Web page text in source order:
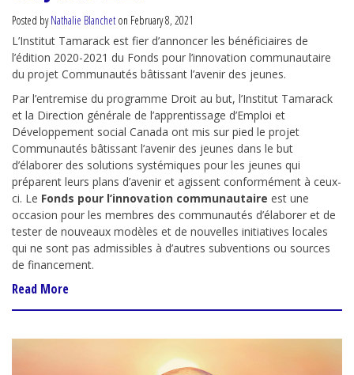
Posted byNathalie Blancheton February 8, 2021
L’Institut Tamarack est fier d’annoncer les bénéficiaires de
l’édition 2020-2021 du Fonds pour l’innovation communautaire
du projet Communautés bâtissant l’avenir des jeunes.
Par l’entremise du programme Droit au but, l’Institut Tamarack
et la Direction générale de l’apprentissage d’Emploi et
Développement social Canada ont mis sur pied le projet
Communautés bâtissant l’avenir des jeunes dans le but
d’élaborer des solutions systémiques pour les jeunes qui
préparent leurs plans d’avenir et agissent conformément à ceux-
ci. Le Fonds pour l’innovation communautaire est une
occasion pour les membres des communautés d’élaborer et de
tester de nouveaux modèles et de nouvelles initiatives locales
qui ne sont pas admissibles à d’autres subventions ou sources
de financement.
Read More